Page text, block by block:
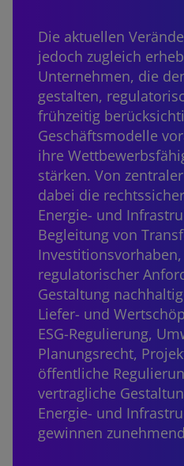
Die aktuellen
jedoch zugleich
Unternehmen, die
gestalten,
frühzeitig
Geschäftsmodelle
ihre
stärken. Von
dabei die
Energie- und
Begleitung von
regulatorischer
Gestaltung
Liefer- und
ESG-Regulierung,
Planungsrecht,
öffentliche
vertragliche
Energie- und
gewinnen